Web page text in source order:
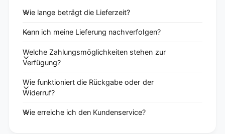
Wie lange beträgt die Lieferzeit?
Kann ich meine Lieferung nachverfolgen?
Welche Zahlungsmöglichkeiten stehen zur
Verfügung?
Wie funktioniert die Rückgabe oder der
Widerruf?
Wie erreiche ich den Kundenservice?